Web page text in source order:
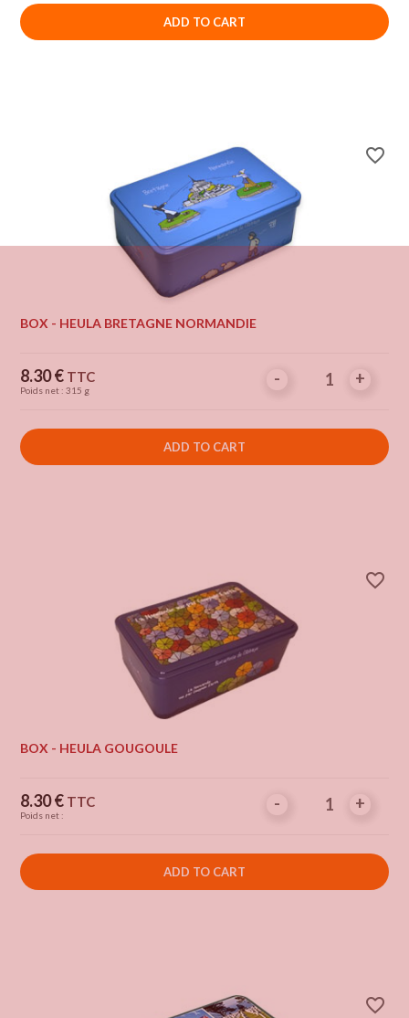
ADD TO CART
favorite_border
BOX - HEULA BRETAGNE NORMANDIE
Price
8.30 € TTC
Poids net : 315 g
- +
- +
ADD TO CART
favorite_border
BOX - HEULA GOUGOULE
Price
8.30 € TTC
Poids net :
- +
- +
ADD TO CART
favorite_border